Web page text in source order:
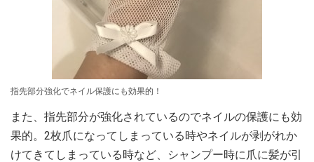
指先部分強化でネイル保護にも効果的！
また、指先部分が強化されているのでネイルの保護にも効
果的。2枚爪になってしまっている時やネイルが剥がれか
けてきてしまっている時など、シャンプー時に爪に髪が引